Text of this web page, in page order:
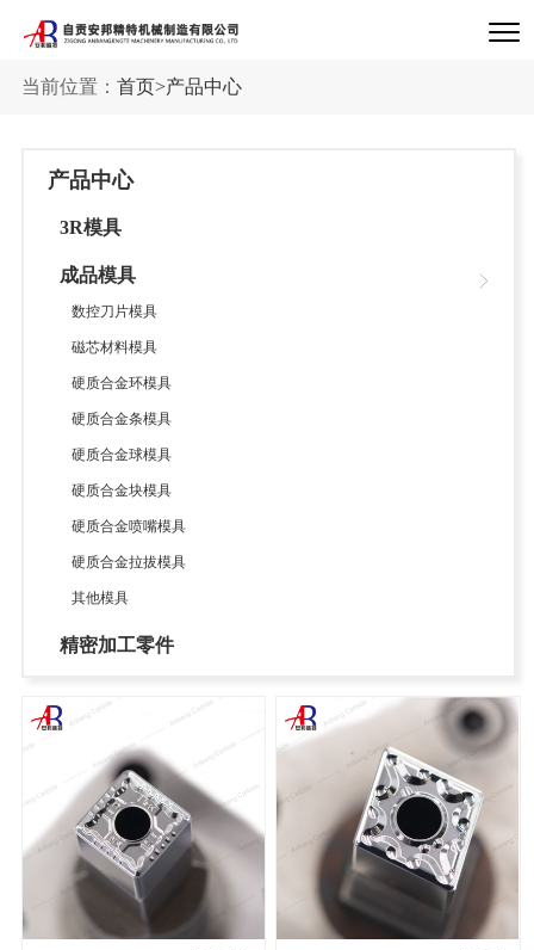
当前位置： 首页>产品中心
产品中心
3R模具
成品模具
数控刀片模具
磁芯材料模具
硬质合金环模具
硬质合金条模具
硬质合金球模具
硬质合金块模具
硬质合金喷嘴模具
硬质合金拉拔模具
其他模具
精密加工零件